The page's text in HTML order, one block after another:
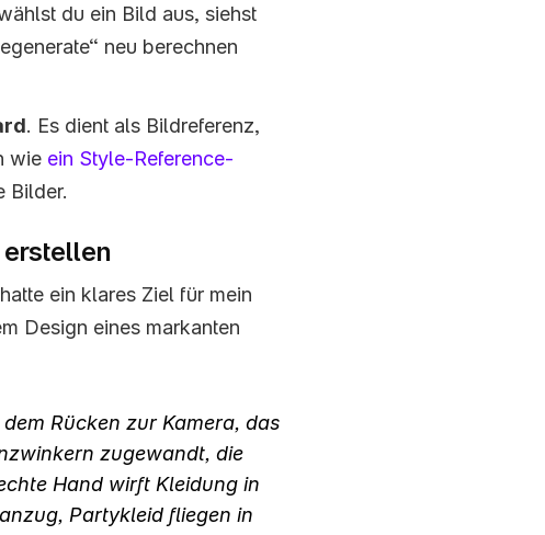
du ein Bild aus, siehst
neu berechnen
. Es dient als Bildreferenz,
wie ein Style-Reference-
Bilder.
Design eines markanten
Rücken zur Kamera, das
zugewandt, die
Hand wirft Kleidung in
Partykleid fliegen in